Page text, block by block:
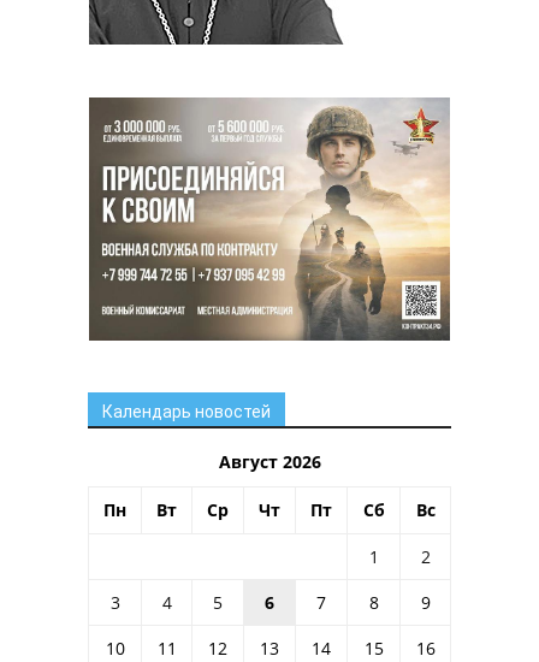
Календарь новостей
Август 2026
Пн Вт Ср Чт Пт Сб Вс
1
2
3
4 5 6 7 8
9
10
11 12 13 14 15
16